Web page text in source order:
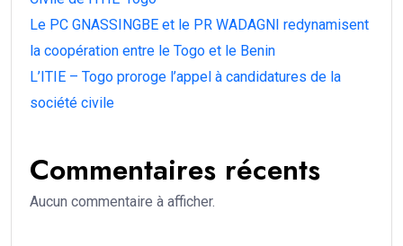
Le PC GNASSINGBE et le PR WADAGNI redynamisent
la coopération entre le Togo et le Benin
L’ITIE – Togo proroge l’appel à candidatures de la
société civile
Commentaires récents
Aucun commentaire à afficher.